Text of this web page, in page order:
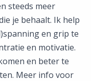
steeds meer
je behaalt. Ik help
en grip te
en motivatie.
en beter te
Meer info voor